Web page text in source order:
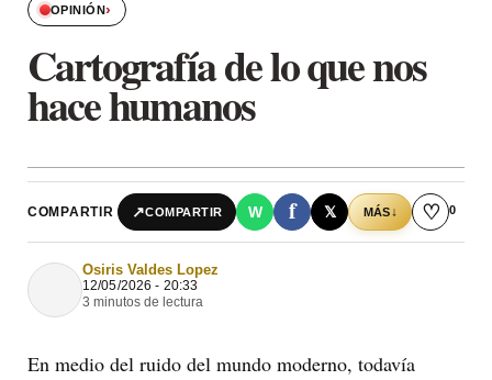
OPINIÓN›
Cartografía de lo que nos
hace humanos
COMPARTIR ↗COMPARTIR W f 𝕏 MÁS↓ ♡ 0
Osiris Valdes Lopez
12/05/2026 - 20:33
3 minutos de lectura
En medio del ruido del mundo moderno, todavía